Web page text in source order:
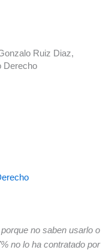
Ruiz Diaz,
Derecho
no saben usarlo o
no lo ha contratado por